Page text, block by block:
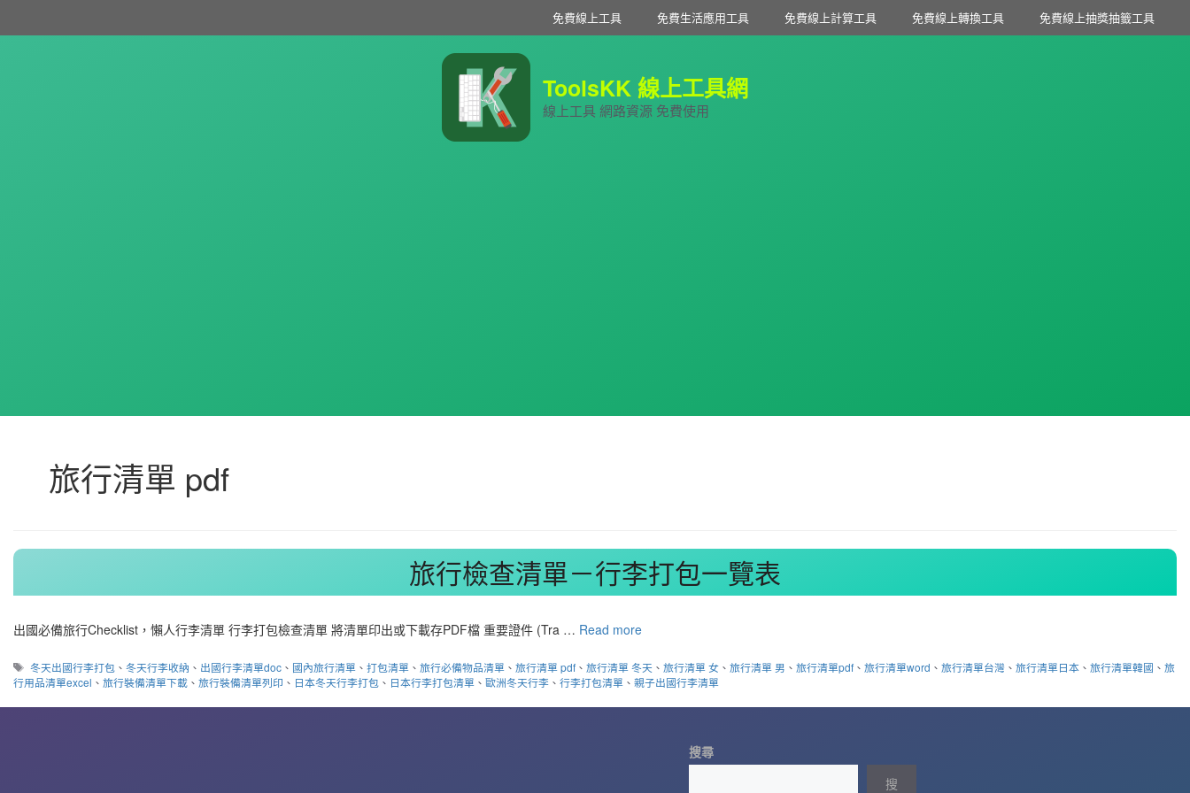
免費線上工具 免費生活應用工具 免費線上計算工具 免費線上轉換工具 免費線上抽獎抽籤工具
ToolsKK 線上工具網
線上工具 網路資源 免費使用
旅行清單 pdf
旅行檢查清單－行李打包一覽表
出國必備旅行Checklist，懶人行李清單 行李打包檢查清單 將清單印出或下載存PDF檔 重要證件 (Tra … Read more
標
籤
冬天出國行李打包 、冬天行李收納 、 出國行李清單doc 、 國內旅行清單 、打包清單 、旅行必備物品清單 、旅行清單 pdf 、旅行清單 冬天 、旅行清單 女 、旅行清單 男 、旅行清單pdf 、旅行清單word 、旅行清單台灣 、旅行清單日本 、旅行清單韓國 、旅
行用品清單excel 、 旅行裝備清單下載 、 旅行裝備清單列印 、 日本冬天行李打包 、 日本行李打包清單 、 歐洲冬天行李 、 行李打包清單 、 親子出國行李清單
搜尋
搜